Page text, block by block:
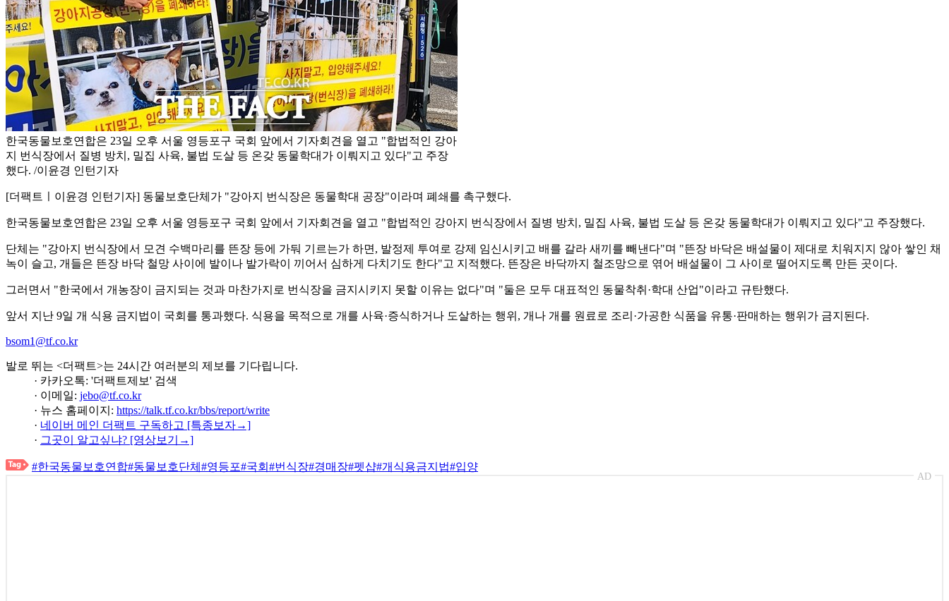
한국동물보호연합은 23일 오후 서울 영등포구 국회 앞에서 기자회견을 열고 "합법적인 강아
지 번식장에서 질병 방치, 밀집 사육, 불법 도살 등 온갖 동물학대가 이뤄지고 있다"고 주장
했다. /이윤경 인턴기자
[더팩트ㅣ이윤경 인턴기자] 동물보호단체가 "강아지 번식장은 동물학대 공장"이라며 폐쇄를 촉구했다.
한국동물보호연합은 23일 오후 서울 영등포구 국회 앞에서 기자회견을 열고 "합법적인 강아지 번식장에서 질병 방치, 밀집 사육, 불법 도살 등 온갖 동물학대가 이뤄지고 있다"고 주장했다.
단체는 "강아지 번식장에서 모견 수백마리를 뜬장 등에 가둬 기르는가 하면, 발정제 투여로 강제 임신시키고 배를 갈라 새끼를 빼낸다"며 "뜬장 바닥은 배설물이 제대로 치워지지 않아 쌓인 채
녹이 슬고, 개들은 뜬장 바닥 철망 사이에 발이나 발가락이 끼어서 심하게 다치기도 한다"고 지적했다. 뜬장은 바닥까지 철조망으로 엮어 배설물이 그 사이로 떨어지도록 만든 곳이다.
그러면서 "한국에서 개농장이 금지되는 것과 마찬가지로 번식장을 금지시키지 못할 이유는 없다"며 "둘은 모두 대표적인 동물착취·학대 산업"이라고 규탄했다.
앞서 지난 9일 개 식용 금지법이 국회를 통과했다. 식용을 목적으로 개를 사육·증식하거나 도살하는 행위, 개나 개를 원료로 조리·가공한 식품을 유통·판매하는 행위가 금지된다.
bsom1@tf.co.kr
발로 뛰는 <더팩트>는 24시간 여러분의 제보를 기다립니다.
· 카카오톡: '더팩트제보' 검색
· 이메일: jebo@tf.co.kr
· 뉴스 홈페이지: https://talk.tf.co.kr/bbs/report/write
· 네이버 메인 더팩트 구독하고 [특종보자→]
· 그곳이 알고싶냐? [영상보기→]
#한국동물보호연합#동물보호단체 #영등포#국회 #번식장#경매장#펫샵#개식용금지법#입양
AD